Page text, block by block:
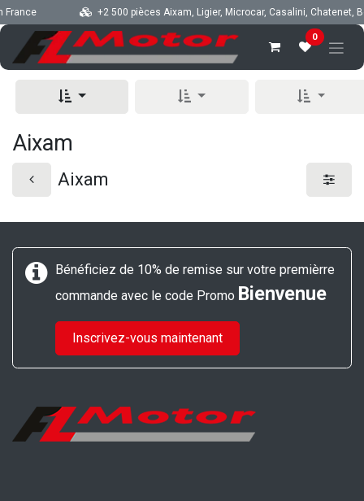
Se rendre au contenu+2 500 pièces Aixam, Ligier, Microcar, Casalini, Chatenet,
0
Aixam
Aixam
Bénéficiez de 10% de remise sur votre premièrre
commande avec le code Promo Bienvenue
Inscrivez-vous maintenant